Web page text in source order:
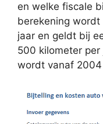
en welke fiscale
berekening
jaar en geldt bij
500 kilometer
wordt vanaf 2004